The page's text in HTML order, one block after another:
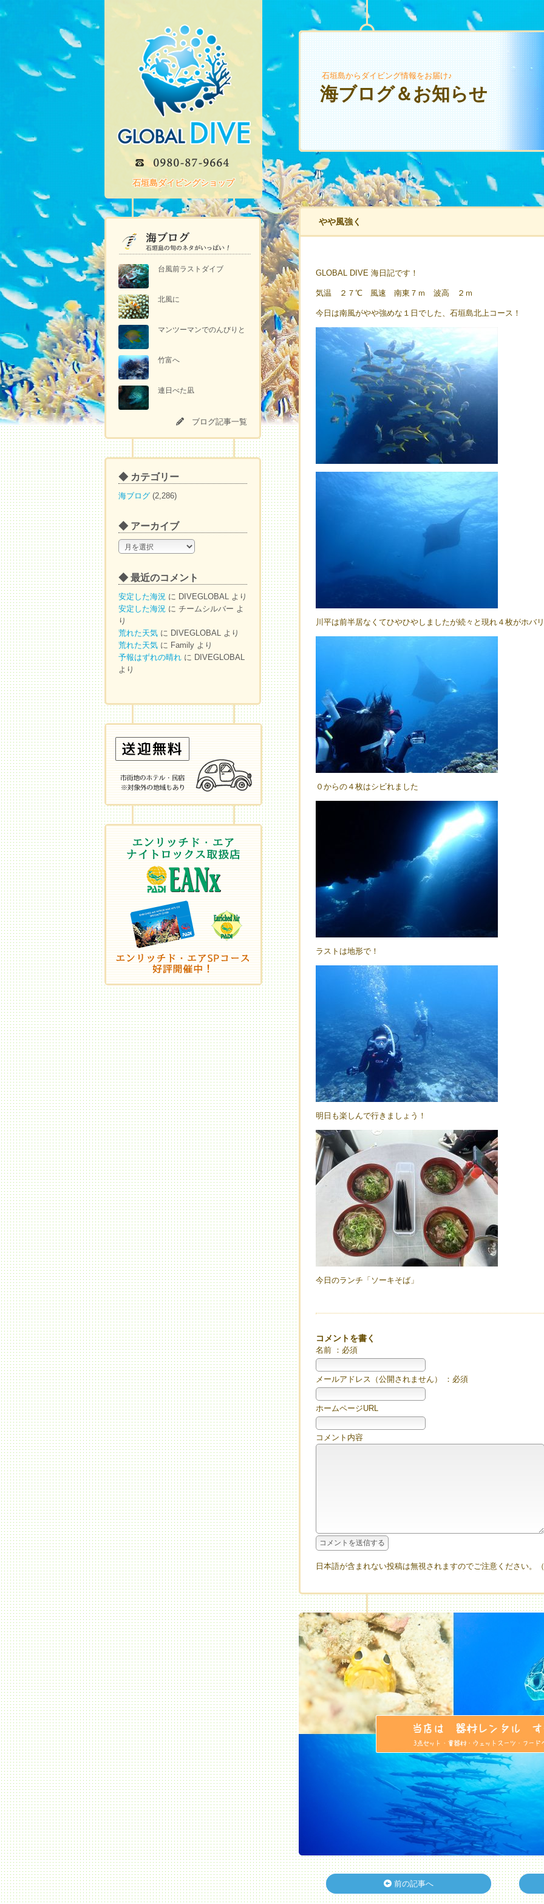
石垣島ダイビングショップ
台風前ラストダイブ
北風に
マンツーマンでのんびりと
竹富へ
連日べた凪
ブログ記事一覧
◆ カテゴリー
海ブログ (2,286)
◆ アーカイブ
◆
ア
カ
イ
ブ
◆ 最近のコメント
安定した海況 に DIVEGLOBAL より
安定した海況 に チームシルバー よ
り
荒れた天気 に DIVEGLOBAL より
荒れた天気 に Family より
予報はずれの晴れ に DIVEGLOBAL
より
石垣島からダイビング情報をお届け♪
海ブログ＆お知らせ
やや風強く
GLOBAL DIVE 海日記です！
気温 ２７℃ 風速 南東７ｍ 波高 ２ｍ
今日は南風がやや強めな１日でした、石垣島北上コース！
川平は前半居なくてひやひやしましたが続々と現れ４枚がホバ
０からの４枚はシビれました
ラストは地形で！
明日も楽しんで行きましょう！
今日のランチ「ソーキそば」
コメントを書く
名前 ：必須
メールアドレス（公開されません） ：必須
ホームページURL
コメント内容
日本語が含まれない投稿は無視されますのでご注意ください。
前の記事へ